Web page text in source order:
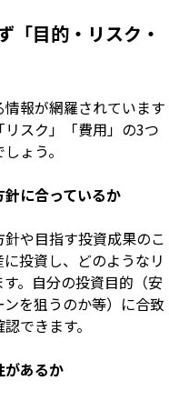
「目的・リスク・
報が網羅されています
スク」「費用」の3つ
ょう。
に合っているか
や目指す投資成果のこ
投資し、どのようなリ
。自分の投資目的（安
を狙うのか等）に合致
できます。
あるか